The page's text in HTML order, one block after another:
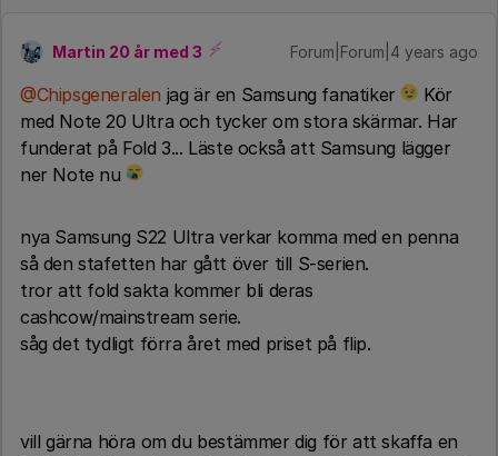
Martin 20 år med 3 Forum|Forum|4 years ago
@Chipsgeneralen jag är en Samsung fanatiker
Kör
med Note 20 Ultra och tycker om stora skärmar. Har
funderat på Fold 3... Läste också att Samsung lägger
ner Note nu
nya Samsung S22 Ultra verkar komma med en penna
så den stafetten har gått över till S-serien.
tror att fold sakta kommer bli deras
cashcow/mainstream serie.
såg det tydligt förra året med priset på flip.
vill gärna höra om du bestämmer dig för att skaffa en